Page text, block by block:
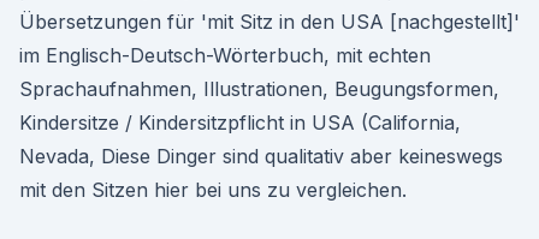
Übersetzungen für 'mit Sitz in den USA [nachgestellt]'
im Englisch-Deutsch-Wörterbuch, mit echten
Sprachaufnahmen, Illustrationen, Beugungsformen,
Kindersitze / Kindersitzpflicht in USA (California,
Nevada, Diese Dinger sind qualitativ aber keineswegs
mit den Sitzen hier bei uns zu vergleichen.